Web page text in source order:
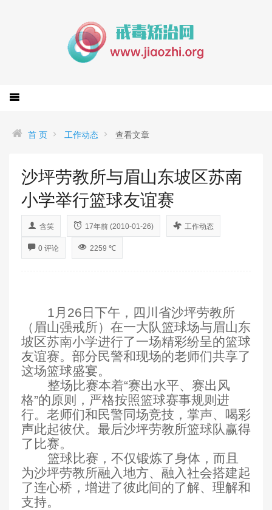
首 页 工作动态 查看文章
沙坪劳教所与眉山东坡区苏南
小学举行篮球友谊赛
含笑 17年前 (2010-01-26) 工作动态
0 评论 2259 ℃
1月26日下午，四川省沙坪劳教所
（眉山强戒所）在一大队篮球场与眉山东
坡区苏南小学进行了一场精彩纷呈的篮球
友谊赛。部分民警和现场的老师们共享了
这场篮球盛宴。
整场比赛本着“赛出水平、赛出风
格”的原则，严格按照篮球赛事规则进
行。老师们和民警同场竞技，掌声、喝彩
声此起彼伏。最后沙坪劳教所篮球队赢得
了比赛。
篮球比赛，不仅锻炼了身体，而且
为沙坪劳教所融入地方、融入社会搭建起
了连心桥，增进了彼此间的了解、理解和
支持。